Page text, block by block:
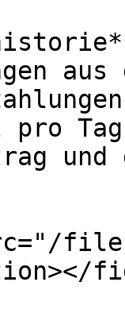
pro
und
files/